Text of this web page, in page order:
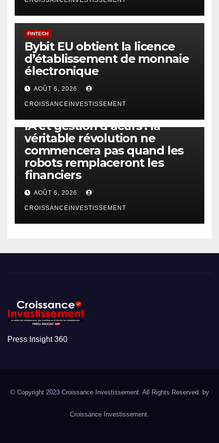
FINTECH
Bybit EU obtient la licence
d’établissement de monnaie
électronique
AOÛT 6, 2026
CROISSANCEINVESTISSEMENT
IA et gestion d’actifs : la
véritable révolution ne
commencera pas quand les
robots remplaceront les
financiers
AOÛT 6, 2026
CROISSANCEINVESTISSEMENT
Press Insight 360
© Copyright 2023 Croissance Investissement. All Rights Reserved. by
Croissance Investissement.